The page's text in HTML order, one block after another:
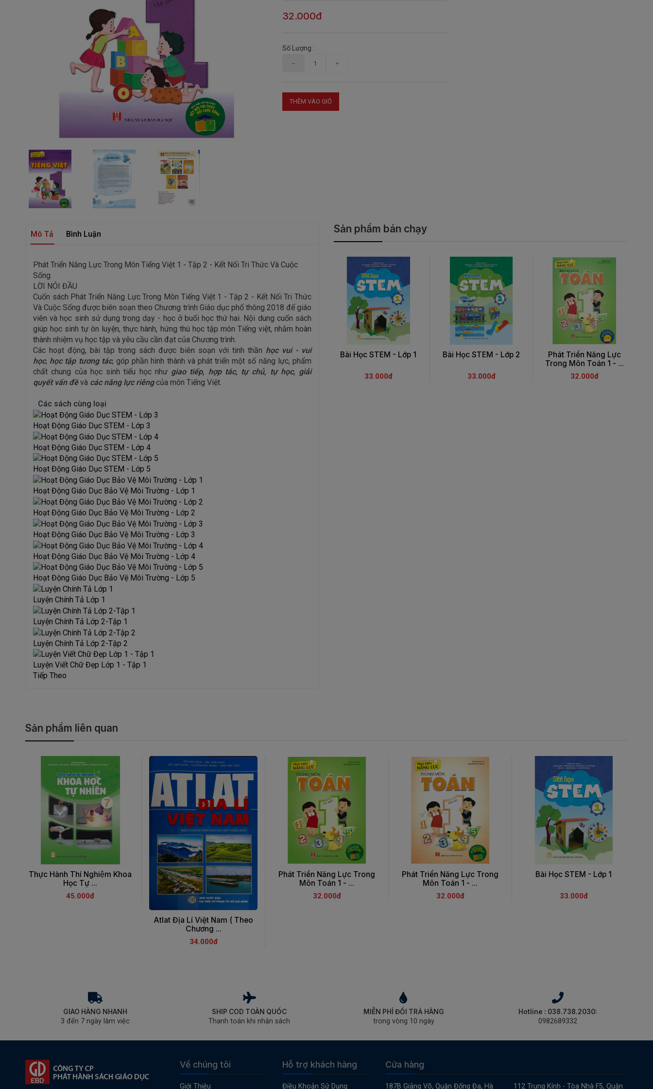
32.000đ
Số Lượng :
THÊM VÀO GIỎ
Mô Tả Bình Luận
Phát Triển Năng Lực Trong Môn Tiếng Việt 1 - Tập 2 - Kết Nối Tri Thức Và Cuộc
Sống
LỜI NÓI ĐẦU
Cuốn sách Phát Triển Năng Lực Trong Môn Tiếng Việt 1 - Tập 2 - Kết Nối Tri Thức
Và Cuộc Sống được biên soạn theo Chương trình Giáo dục phổ thông 2018 để giáo
viên và học sinh sử dụng trong dạy - học ở buổi học thứ hai. Nội dung cuốn sách
giúp học sinh tự ôn luyện, thực hành, hứng thú học tập môn Tiếng việt, nhằm hoàn
thành nhiệm vụ học tập và yêu cầu cần đạt của Chương trình.
Các hoạt động, bài tập trong sách được biên soạn với tinh thần học vui - vui
học, học tập tương tác, góp phần hình thành và phát triển một số năng lực, phẩm
chất chung của học sinh tiểu học như giao tiếp, hợp tác, tự chủ, tự học, giải
quyết vấn đềvà các năng lực riêngcủa môn Tiếng Việt.
Các sách cùng loại
Hoạt Động Giáo Dục STEM - Lớp 3
Hoạt Động Giáo Dục STEM - Lớp 4
Hoạt Động Giáo Dục STEM - Lớp 5
Hoạt Động Giáo Dục Bảo Vệ Môi Trường - Lớp 1
Hoạt Động Giáo Dục Bảo Vệ Môi Trường - Lớp 2
Hoạt Động Giáo Dục Bảo Vệ Môi Trường - Lớp 3
Hoạt Động Giáo Dục Bảo Vệ Môi Trường - Lớp 4
Hoạt Động Giáo Dục Bảo Vệ Môi Trường - Lớp 5
Luyện Chính Tả Lớp 1
Luyện Chính Tả Lớp 2-Tập 1
Luyện Chính Tả Lớp 2-Tập 2
Luyện Viết Chữ Đẹp Lớp 1 - Tập 1
Tiếp Theo
Sản phẩm bán chạy
Bài Học STEM - Lớp 1
33.000đ
Bài Học STEM - Lớp 2
33.000đ
Phát Triển Năng Lực
Trong Môn Toán 1 - ...
32.000đ
Sản phẩm liên quan
Thực Hành Thí Nghiệm Khoa
Học Tự ...
45.000đ
Atlat Địa Lí Việt Nam ( Theo
Chương ...
34.000đ
Phát Triển Năng Lực Trong
Môn Toán 1 - ...
32.000đ
Phát Triển Năng Lực Trong
Môn Toán 1 - ...
32.000đ
Bài Học STEM - Lớp 1
33.000đ
GIAO HÀNG NHANH
3 đến 7 ngày làm việc
SHIP COD TOÀN QUỐC
Thanh toán khi nhận sách
MIỄN PHÍ ĐỔI TRẢ HÀNG
trong vòng 10 ngày
Hotline : 038.738.2030:
0982689332
Về chúng tôi
Giới Thiệu
Hỗ trợ khách hàng
Điều Khoản Sử Dụng
Cửa hàng
187B Giảng Võ, Quận Đống Đa, Hà 112 Trung Kính - Tòa Nhà F5, Quận